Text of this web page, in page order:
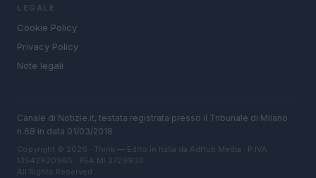
LEGALE
Cookie Policy
Privacy Policy
Note legali
Canale di Notizie.it, testata registrata presso il Tribunale di Milano
n.68 in data 01/03/2018
Copyright © 2026 · Think — Edito in Italia da AdHub Media · P.IVA
13542920965 · REA MI 2729933
All Rights Reserved